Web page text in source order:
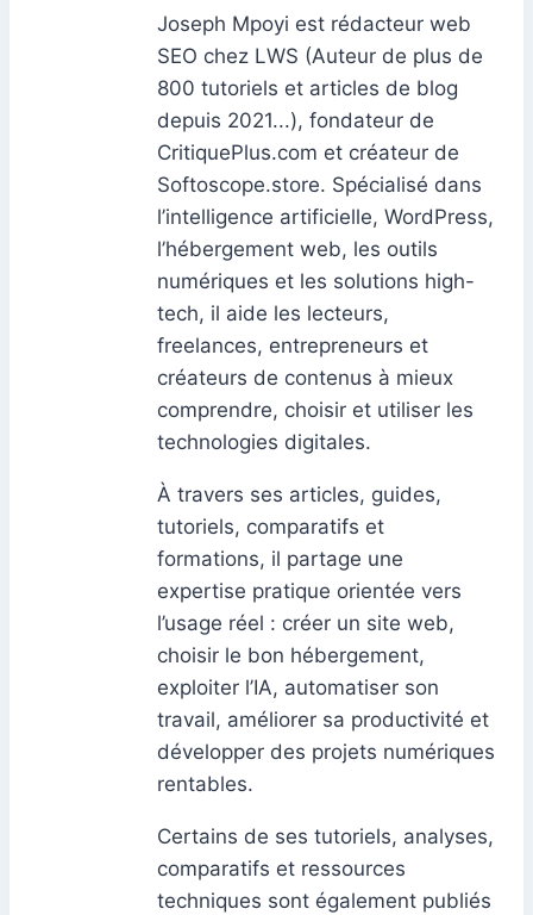
Joseph Mpoyi est rédacteur web
SEO chez LWS (Auteur de plus de
800 tutoriels et articles de blog
depuis 2021...), fondateur de
CritiquePlus.com et créateur de
Softoscope.store. Spécialisé dans
l’intelligence artificielle, WordPress,
l’hébergement web, les outils
numériques et les solutions high-
tech, il aide les lecteurs,
freelances, entrepreneurs et
créateurs de contenus à mieux
comprendre, choisir et utiliser les
technologies digitales.
À travers ses articles, guides,
tutoriels, comparatifs et
formations, il partage une
expertise pratique orientée vers
l’usage réel : créer un site web,
choisir le bon hébergement,
exploiter l’IA, automatiser son
travail, améliorer sa productivité et
développer des projets numériques
rentables.
Certains de ses tutoriels, analyses,
comparatifs et ressources
techniques sont également publiés